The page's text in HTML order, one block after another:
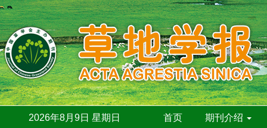
2026年8月9日 星期日 首页 期刊介绍